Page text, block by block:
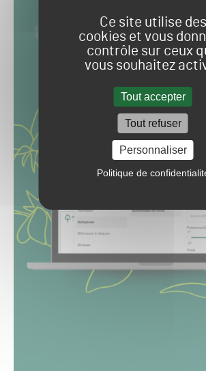
Ce site utilise des
cookies et vous
contrôle sur ceux
vous souhaitez
Tout accepter
Tout refuser
Personnaliser
Politique de